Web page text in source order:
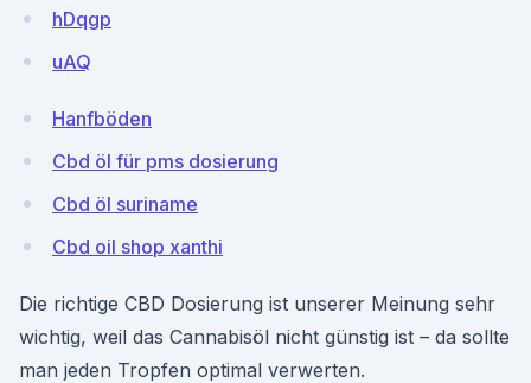
hDqgp
uAQ
Hanfböden
Cbd öl für pms dosierung
Cbd öl suriname
Cbd oil shop xanthi
Die richtige CBD Dosierung ist unserer Meinung sehr
wichtig, weil das Cannabisöl nicht günstig ist – da sollte
man jeden Tropfen optimal verwerten.